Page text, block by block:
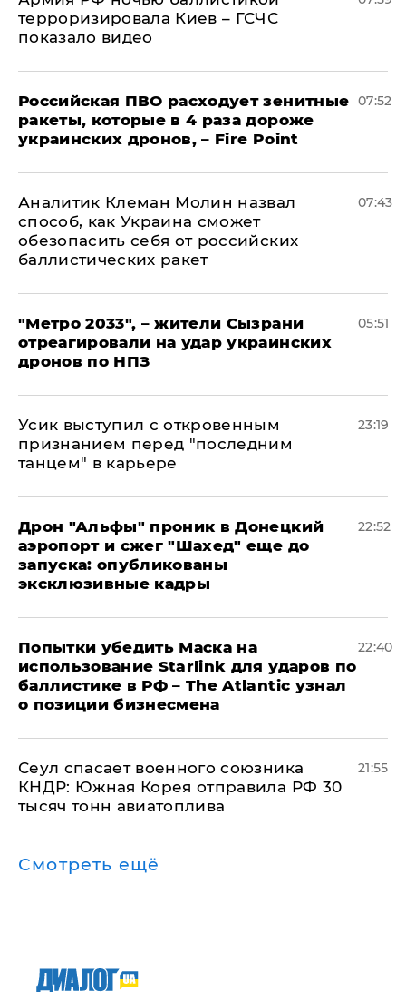
терроризировала Киев – ГСЧС
показало видео
Российская ПВО расходует зенитные
ракеты, которые в 4 раза дороже
украинских дронов, – Fire Point
07:52
Аналитик Клеман Молин назвал
способ, как Украина сможет
обезопасить себя от российских
баллистических ракет
07:43
"Метро 2033", – жители Сызрани
отреагировали на удар украинских
дронов по НПЗ
05:51
Усик выступил с откровенным
признанием перед "последним
танцем" в карьере
23:19
Дрон "Альфы" проник в Донецкий
аэропорт и сжег "Шахед" еще до
запуска: опубликованы
эксклюзивные кадры
22:52
Попытки убедить Маска на
использование Starlink для ударов по
баллистике в РФ – The Atlantic узнал
о позиции бизнесмена
22:40
​Сеул спасает военного союзника
КНДР: Южная Корея отправила РФ 30
тысяч тонн авиатоплива
21:55
Смотреть ещё